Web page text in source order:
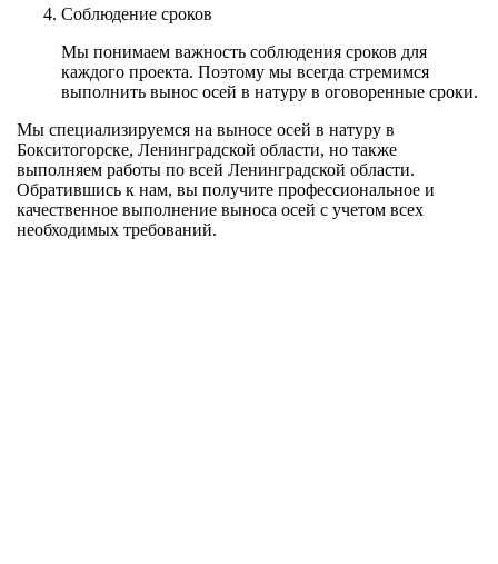
Соблюдение сроков
Мы понимаем важность соблюдения сроков для
каждого проекта. Поэтому мы всегда стремимся
выполнить вынос осей в натуру в оговоренные сроки.
Мы специализируемся на выносе осей в натуру в
Бокситогорске, Ленинградской области, но также
выполняем работы по всей Ленинградской области.
Обратившись к нам, вы получите профессиональное и
качественное выполнение выноса осей с учетом всех
необходимых требований.